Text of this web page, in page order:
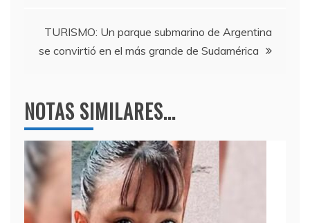
k
entradas
TURISMO: Un parque submarino de Argentina
se convirtió en el más grande de Sudamérica
NOTAS SIMILARES...